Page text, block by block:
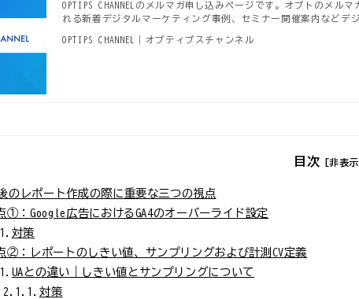
OPTIPS CHANNELのメルマガ申し込みページです。オプトのメル
れる新着デジタルマーケティング事例、セミナー開催案内などデ
OPTIPS CHANNEL｜オプティプスチャンネル
目次 [非表
のレポート作成の際に重要な三つの視点
①：Google広告におけるGA4のオーバーライド設定
対策
②：レポートのしきい値、サンプリングおよび計測CV定義
UAとの違い｜しきい値とサンプリングについて
対策